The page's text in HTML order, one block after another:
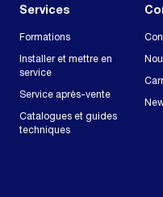
Services
Formations
Installer et mettre en
service
Service après-vente
Catalogues et guides
techniques